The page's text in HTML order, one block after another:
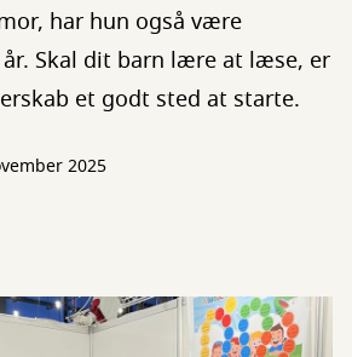
har hun også være
Skal dit barn lære at læse, er
et godt sted at starte.
2025